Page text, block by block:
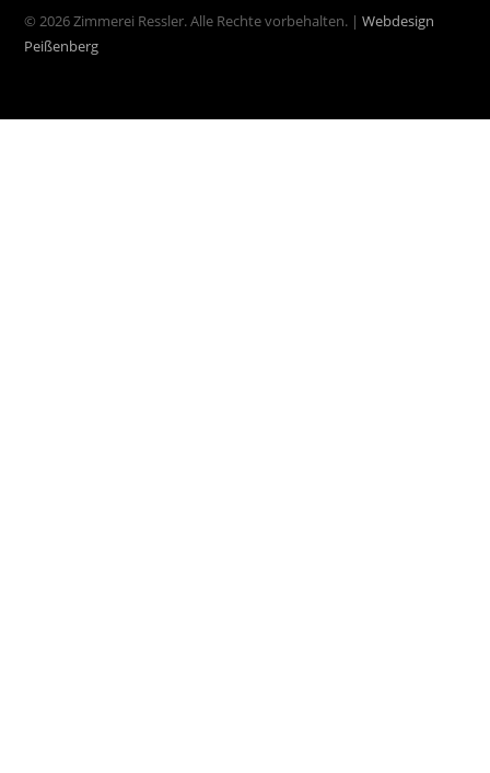
© 2026 Zimmerei Ressler. Alle Rechte vorbehalten. |Webdesign
Peißenberg